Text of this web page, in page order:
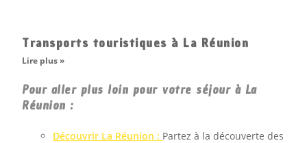
Transports touristiques à La Réunion
Lire plus »
Pour aller plus loin pour votre séjour à La
Réunion :
Découvrir La Réunion : Partez à la découverte des